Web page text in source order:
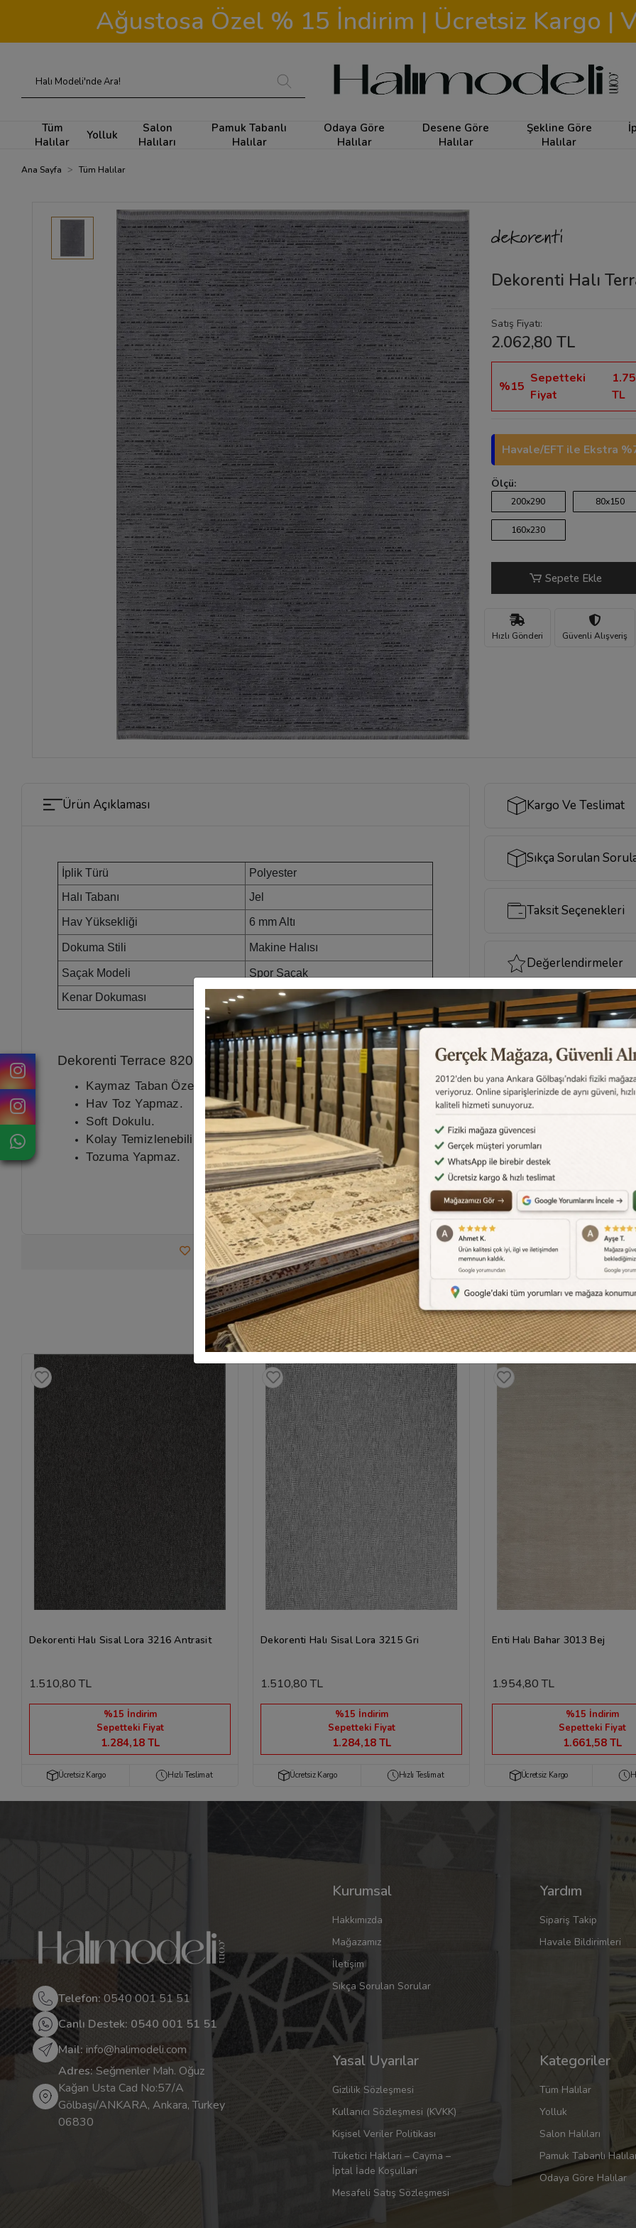
Ağustosa Özel % 15 İndirim | Ücretsiz Kargo |
Tüm
Halılar
Yolluk
Salon
Halıları
Pamuk Tabanlı
Halılar
Odaya Göre
Halılar
Desene Göre
Halılar
Şekline Göre
Halılar
Ana Sayfa Tüm Halılar
Dekorenti Halı
Satış Fiyatı:
2.062,80 TL
%15
Sepetteki
Fiyat
TL
Havale/EFT ile Ekstra
Ölçü:
200x290 80x150
160x230
Sepete Ekle
Hızlı Gönderi Güvenli Alışveriş
Ürün Açıklaması
İplik Türü
Polyester
Halı Tabanı
Jel
Hav Yüksekliği 6 mm Altı
Dokuma Stili Makine Halısı
Saçak Modeli
Spor Saçak
Kenar Dokuması
Overlok
Dekorenti Terrace 8202 Gri HalıÜrün Özellikleri
Kaymaz Taban Özelliği.
Hav Toz Yapmaz.
Soft Dokulu.
Kolay Temizlenebilir.
Tozuma Yapmaz.
Kargo Ve Teslimat
Sıkça Sorulan
Taksit Seçenekleri
Değerlendirmeler
Destek Merkezi
Aklınızdaki soruların
cevapları içindestek merkezi
edebilirsiniz.
0540 001 51 51
Favorilerime Ekle Tavsiye Et Yorum Yaz Karşılaştır Fiyat Alarmı
Benzer Ürünler
Dekorenti Halı Sisal Lora 3216 Antrasit
1.510,80 TL
%15 İndirim
Sepetteki Fiyat
1.284,18 TL
Ücretsiz Kargo Hızlı Teslimat
Dekorenti Halı Sisal Lora 3215 Gri
1.510,80 TL
%15 İndirim
Sepetteki Fiyat
1.284,18 TL
Ücretsiz Kargo Hızlı Teslimat
Enti Halı Bahar 3013 Bej
1.954,80 TL
%15 İndirim
Sepetteki Fiyat
1.661,58 TL
Ücretsiz Kargo
Telefon: 0540 001 51 51
Canlı Destek: 0540 001 51 51
Mail:info@halimodeli.com
Adres:Seğmenler Mah. Oğuz
Kağan Usta Cad No:57/A
Gölbaşı/ANKARA, Ankara, Turkey
06830
Kurumsal
Hakkımızda
Mağazamız
İletişim
Sıkça Sorulan Sorular
Yardım
Sipariş Takip
Havale Bildirimleri
Yasal Uyarılar
Gizlilik Sözleşmesi
Kullanıcı Sözleşmesi (KVKK)
Kişisel Veriler Politikası
Tüketici Haklari – Cayma –
İptal İade Koşullari
Mesafeli Satış Sözleşmesi
Kategoriler
Tüm Halılar
Yolluk
Salon Halıları
Pamuk Tabanlı
Odaya Göre Halılar